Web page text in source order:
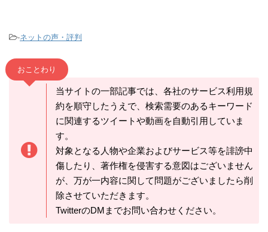
-ネットの声・評判
おことわり
当サイトの一部記事では、各社のサービス利用規
約を順守したうえで、検索需要のあるキーワード
に関連するツイートや動画を自動引用していま
す。
対象となる人物や企業およびサービス等を誹謗中
傷したり、著作権を侵害する意図はございません
が、万が一内容に関して問題がございましたら削
除させていただきます。
TwitterのDMまでお問い合わせください。